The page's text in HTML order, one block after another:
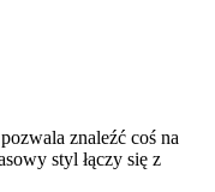
znaleźć coś na
styl łączy się z